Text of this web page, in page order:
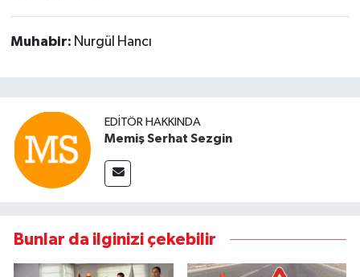
Muhabir: Nurgül Hancı
EDITÖR HAKKINDA
Memiş Serhat Sezgin
Bunlar da ilginizi çekebilir